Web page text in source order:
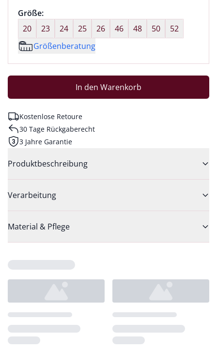
Größenauswahl:
Größe:nichts ausgewählt
20
23 24 25 26 46 48 50
52
Größenberatung
In den Warenkorb
Kostenlose Retoure
30 Tage Rückgaberecht
3 Jahre Garantie
Produktbeschreibung
Verarbeitung
Material & Pflege